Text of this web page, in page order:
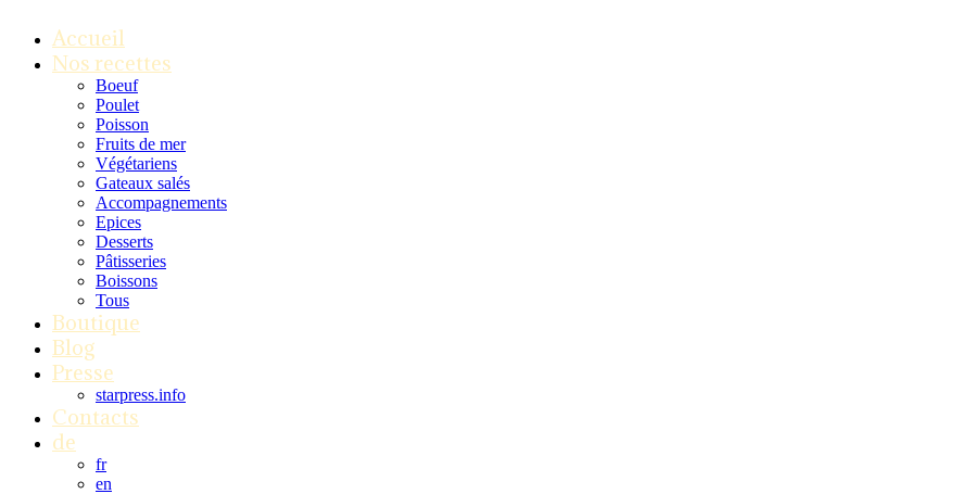
Accueil
Nos recettes
Boeuf
Poulet
Poisson
Fruits de mer
Végétariens
Gateaux salés
Accompagnements
Epices
Desserts
Pâtisseries
Boissons
Tous
Boutique
Blog
Presse
starpress.info
Contacts
de
fr
en